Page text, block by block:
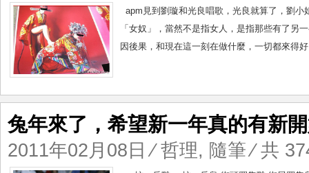
apm見到劉璇和光良唱歌，光良就算了，劉
「女奴」，當然不是指女人，是指那些有了另
因後果，和現在這一刻在做什麼，一切都來得
兔年來了，希望新一年真的有新
2011年02月08日 ⁄哲理, 隨筆⁄ 共